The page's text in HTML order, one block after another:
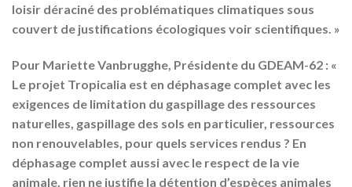
loisir déraciné des problématiques climatiques sous
couvert de justifications écologiques voir scientifiques. »
Pour Mariette Vanbrugghe, Présidente du GDEAM-62 : «
Le projet Tropicalia est en déphasage complet avec les
exigences de limitation du gaspillage des ressources
naturelles, gaspillage des sols en particulier, ressources
non renouvelables, pour quels services rendus ? En
déphasage complet aussi avec le respect de la vie
animale, rien ne justifie la détention d’espèces animales